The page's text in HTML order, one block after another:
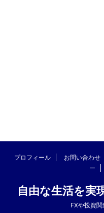
プロフィール お問い合わせ
ー
自由な生活を実
FXや投資関